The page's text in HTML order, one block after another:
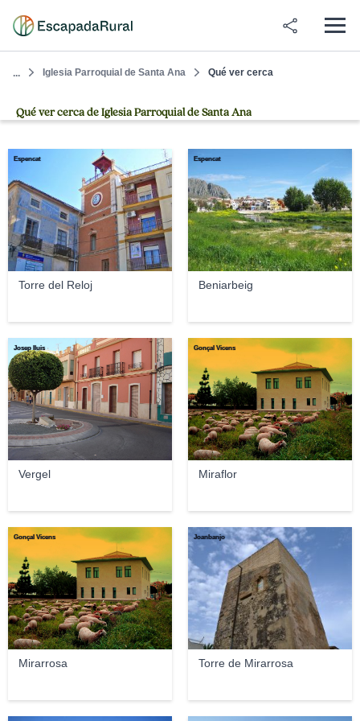
... Iglesia Parroquial de Santa Ana Qué ver cerca
Qué ver cerca de Iglesia Parroquial de Santa Ana
Torre del Reloj
Espencat
Beniarbeig
Espencat
Vergel
Josep lluis
Miraflor
Gonçal Vicens
Mirarrosa
Gonçal Vicens
Torre de Mirarrosa
Joanbanjo